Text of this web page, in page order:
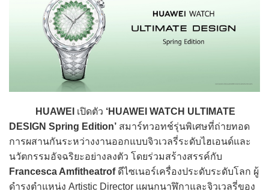
HUAWEI เปิดตัว ‘HUAWEI WATCH ULTIMATE
DESIGN Spring Edition’ สมาร์ทวอทช์รุ่นพิเศษที่ถ่ายทอด
การผสานกันระหว่างงานออกแบบจิวเวลรี่ระดับไฮเอนด์และ
นวัตกรรมอัจฉริยะอย่างลงตัว โดยร่วมสร้างสรรค์กับ
Francesca Amfitheatrofดีไซเนอร์เครื่องประดับระดับโลก ผู้
ดำรงตำแหน่ง Artistic Director แผนกนาฬิกาและจิวเวลรี่ของ